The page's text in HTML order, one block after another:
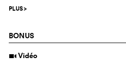
PLUS>
BONUS
i Vidéo